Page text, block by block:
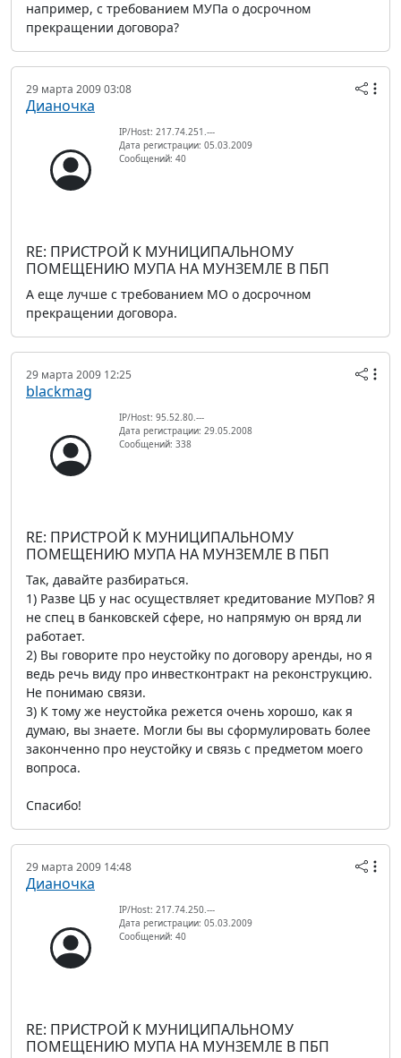
например, с требованием МУПа о досрочном
прекращении договора?
29 марта 2009 03:08
Дианочка
IP/Host: 217.74.251.---
Дата регистрации: 05.03.2009
Сообщений: 40
RE: ПРИСТРОЙ К МУНИЦИПАЛЬНОМУ
ПОМЕЩЕНИЮ МУПА НА МУНЗЕМЛЕ В ПБП
А еще лучше с требованием МО о досрочном
прекращении договора.
29 марта 2009 12:25
blackmag
IP/Host: 95.52.80.---
Дата регистрации: 29.05.2008
Сообщений: 338
RE: ПРИСТРОЙ К МУНИЦИПАЛЬНОМУ
ПОМЕЩЕНИЮ МУПА НА МУНЗЕМЛЕ В ПБП
Так, давайте разбираться.
1) Разве ЦБ у нас осуществляет кредитование МУПов? Я
не спец в банковскей сфере, но напрямую он вряд ли
работает.
2) Вы говорите про неустойку по договору аренды, но я
ведь речь виду про инвестконтракт на реконструкцию.
Не понимаю связи.
3) К тому же неустойка режется очень хорошо, как я
думаю, вы знаете. Могли бы вы сформулировать более
законченно про неустойку и связь с предметом моего
вопроса.
Спасибо!
29 марта 2009 14:48
Дианочка
IP/Host: 217.74.250.---
Дата регистрации: 05.03.2009
Сообщений: 40
RE: ПРИСТРОЙ К МУНИЦИПАЛЬНОМУ
ПОМЕЩЕНИЮ МУПА НА МУНЗЕМЛЕ В ПБП